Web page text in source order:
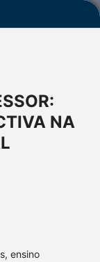
NA
ensino